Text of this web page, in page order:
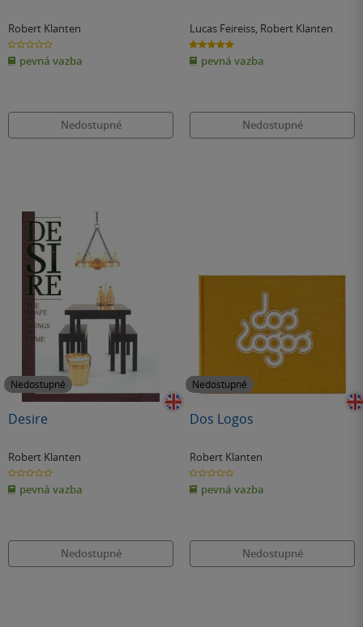
Robert Klanten
0.0
z
5
hvězdiček
pevná vazba
Nedostupné
Lucas Feireiss, Robert Klanten
5.0
z
5
hvězdiček
pevná vazba
Nedostupné
Nedostupné
Desire
Robert Klanten
0.0
z
5
hvězdiček
pevná vazba
Nedostupné
Nedostupné
Dos Logos
Robert Klanten
0.0
z
5
hvězdiček
pevná vazba
Nedostupné